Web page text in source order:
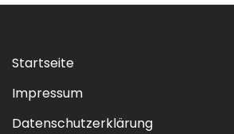
Startseite
Impressum
Datenschutzerklärung